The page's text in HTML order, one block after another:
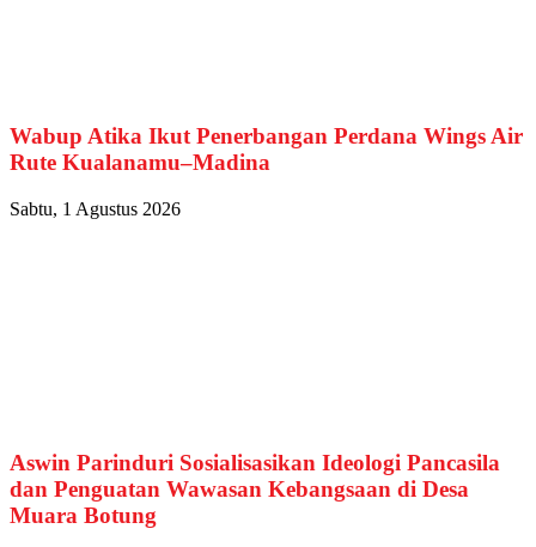
Wabup Atika Ikut Penerbangan Perdana Wings Air
Rute Kualanamu–Madina
Sabtu, 1 Agustus 2026
Aswin Parinduri Sosialisasikan Ideologi Pancasila
dan Penguatan Wawasan Kebangsaan di Desa
Muara Botung